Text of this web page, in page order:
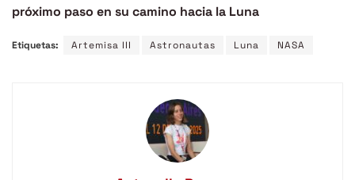
próximo paso en su camino hacia la Luna
Etiquetas: Artemisa III Astronautas Luna NASA